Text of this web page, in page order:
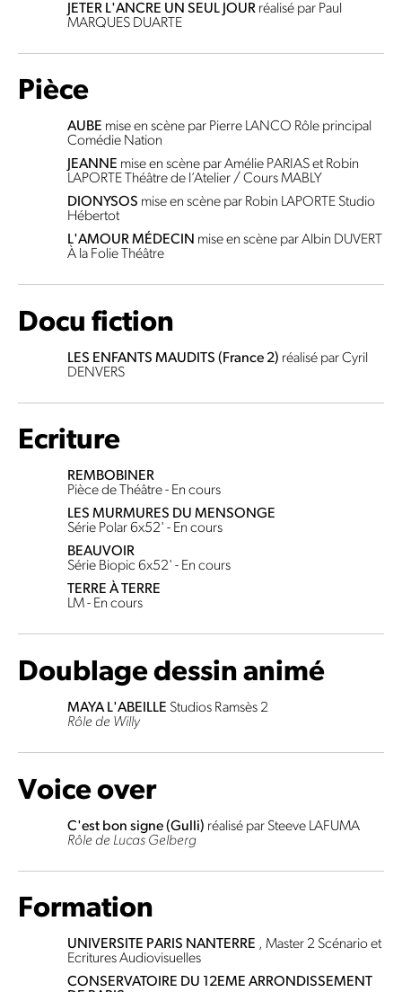
JETER L'ANCRE UN SEUL JOUR réalisé par Paul
MARQUES DUARTE
Pièce
AUBE mise en scène par Pierre LANCO Rôle principal
Comédie Nation
JEANNE mise en scène par Amélie PARIAS et Robin
LAPORTE Théâtre de l’Atelier / Cours MABLY
DIONYSOS mise en scène par Robin LAPORTE Studio
Hébertot
L'AMOUR MÉDECIN mise en scène par Albin DUVERT
À la Folie Théâtre
Docu fiction
LES ENFANTS MAUDITS (France 2) réalisé par Cyril
DENVERS
Ecriture
REMBOBINER
Pièce de Théâtre - En cours
LES MURMURES DU MENSONGE
Série Polar 6x52' - En cours
BEAUVOIR
Série Biopic 6x52' - En cours
TERRE À TERRE
LM - En cours
Doublage dessin animé
MAYA L'ABEILLE Studios Ramsès 2
Rôle de Willy
Voice over
C'est bon signe (Gulli) réalisé par Steeve LAFUMA
Rôle de Lucas Gelberg
Formation
UNIVERSITE PARIS NANTERRE , Master 2 Scénario et
Ecritures Audiovisuelles
CONSERVATOIRE DU 12EME ARRONDISSEMENT